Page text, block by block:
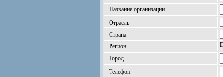
Название организации
Отрасль
Страна
Регион
Город
Телефон